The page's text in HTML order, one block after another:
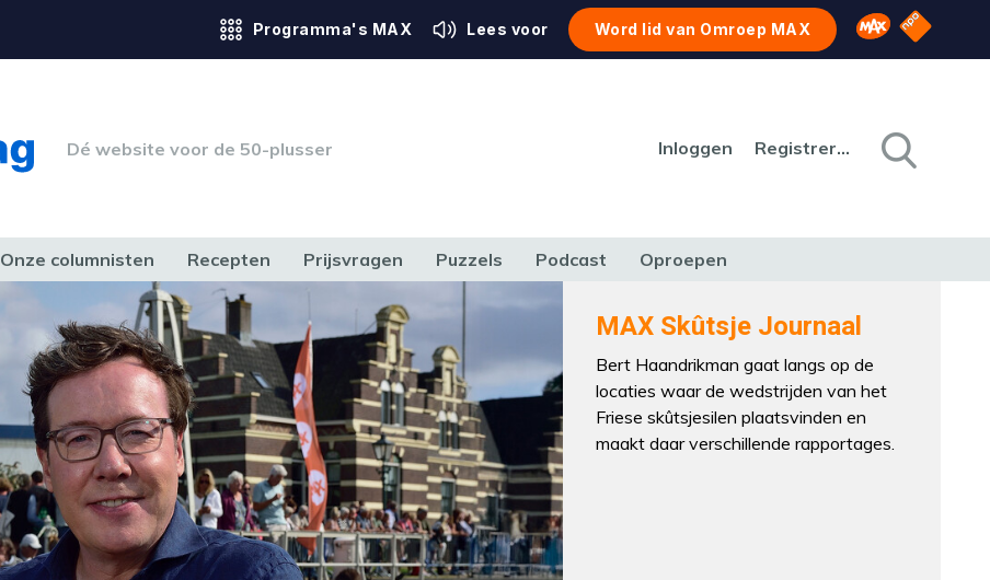
Programma's MAX Lees voor Word lid van Omroep MAX Omroep MAX
NPO
Dé website voor de 50-plusser Inloggen Registreren
Onze columnisten Recepten Prijsvragen Puzzels Podcast Oproepen
GEZONDHEID & SPORT
MAX Skûtsje Journaal
Bert Haandrikman gaat langs op de
locaties waar de wedstrijden van het
Friese skûtsjesilen plaatsvinden en
maakt daar verschillende rapportages.